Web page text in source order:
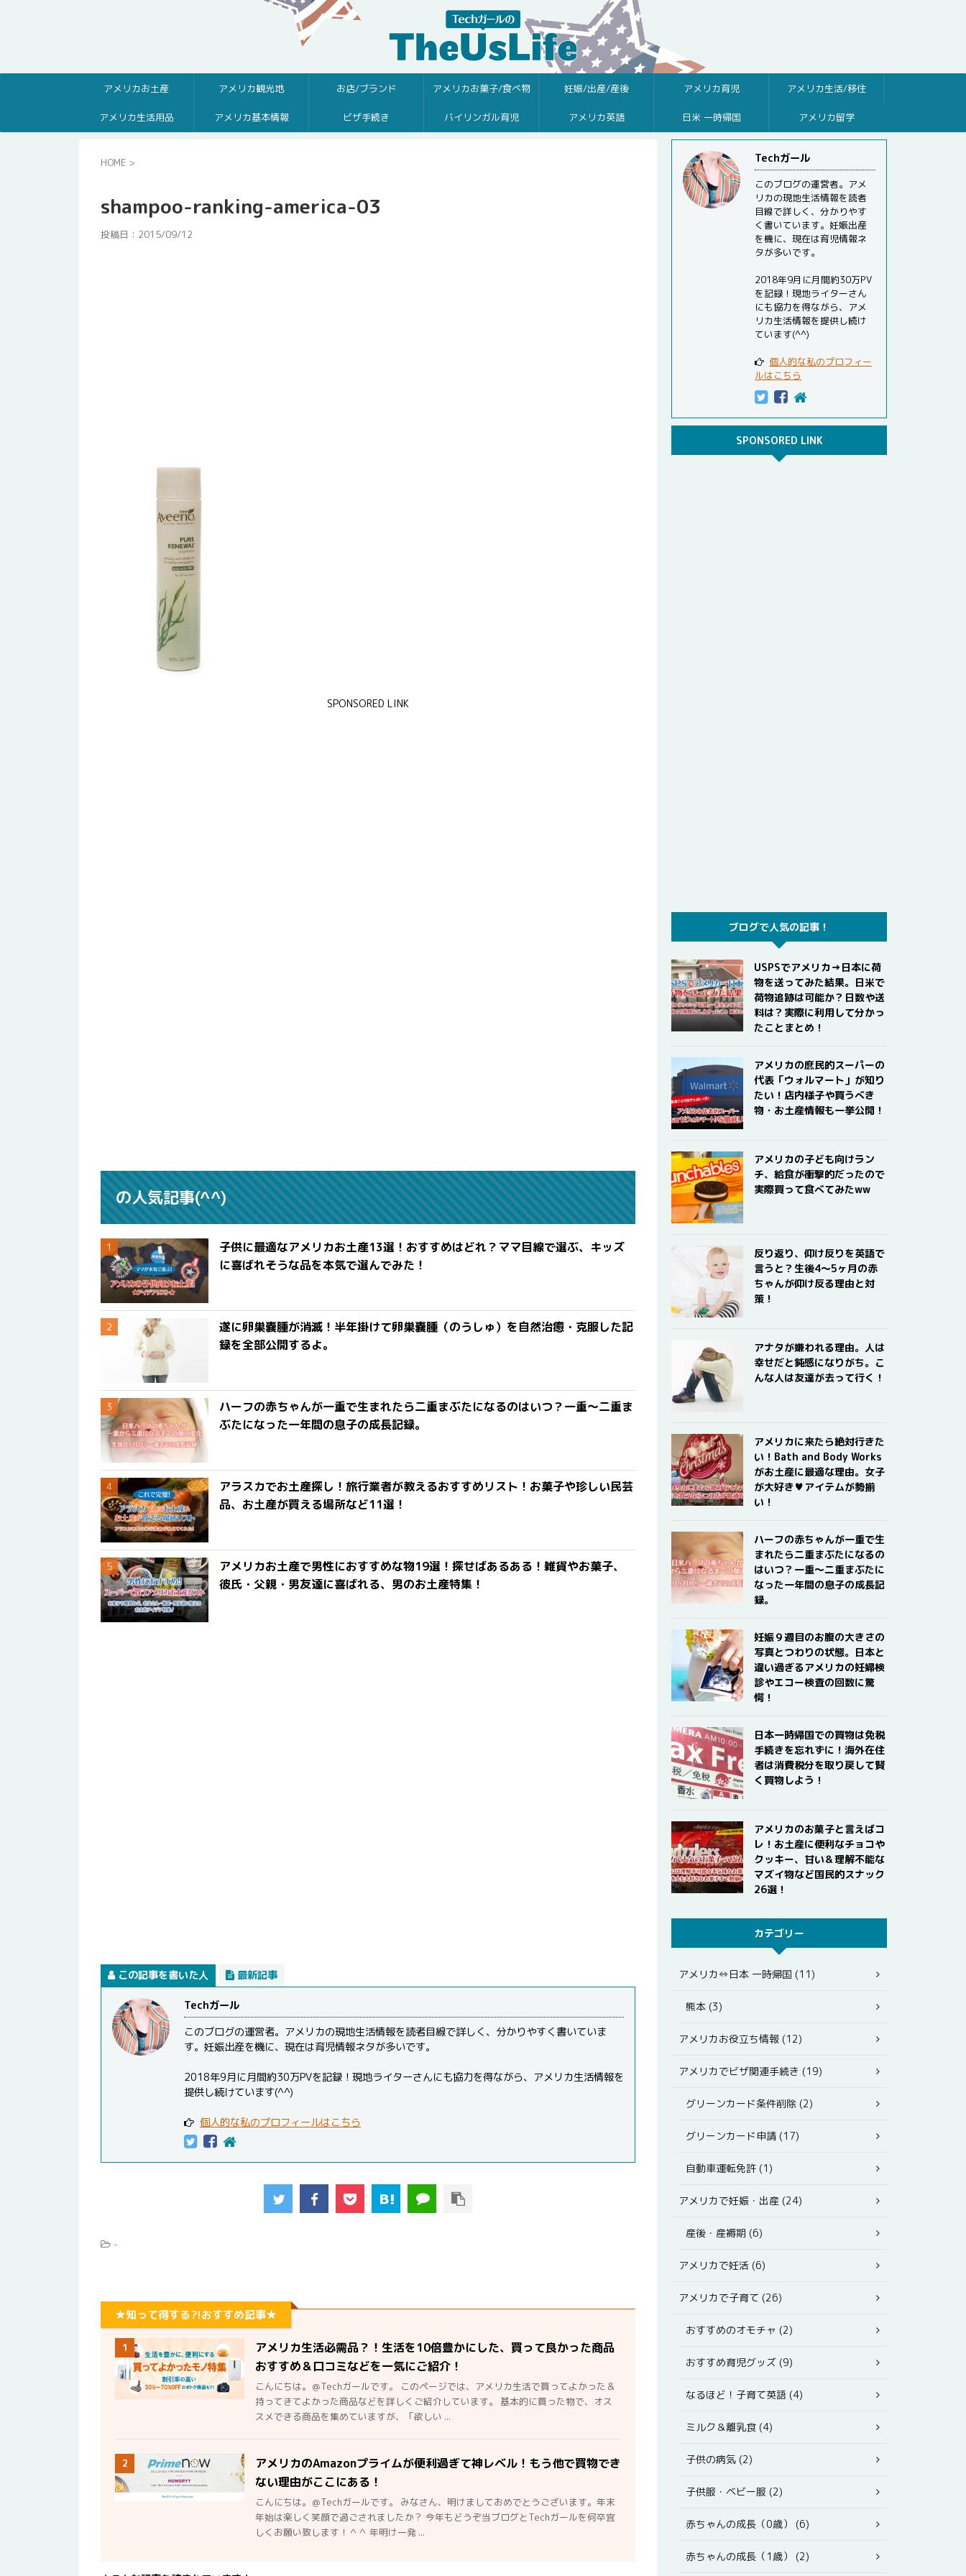
アメリカお土産 アメリカ観光地 お店/ブランド アメリカお菓子/食べ物 妊娠/出産/産後 アメリカ育児 アメリカ生活/移住
アメリカ生活用品 アメリカ基本情報 ビザ手続き バイリンガル育児 アメリカ英語 日米 一時帰国 アメリカ留学
HOME >
shampoo-ranking-america-03
投稿日： 2015/09/12
SPONSORED LINK
の人気記事(^^)
子供に最適なアメリカお土産13選！おすすめはどれ？ママ目線で選ぶ、キッズ
に喜ばれそうな品を本気で選んでみた！
遂に卵巣嚢腫が消滅！半年掛けて卵巣嚢腫（のうしゅ）を自然治癒・克服した記
録を全部公開するよ。
ハーフの赤ちゃんが一重で生まれたら二重まぶたになるのはいつ？一重〜二重ま
ぶたになった一年間の息子の成長記録。
アラスカでお土産探し！旅行業者が教えるおすすめリスト！お菓子や珍しい民芸
品、お土産が買える場所など11選！
アメリカお土産で男性におすすめな物19選！探せばあるある！雑貨やお菓子、
彼氏・父親・男友達に喜ばれる、男のお土産特集！
この記事を書いた人 最新記事
Techガール
このブログの運営者。アメリカの現地生活情報を読者目線で詳しく、分かりやすく書いていま
す。妊娠出産を機に、現在は育児情報ネタが多いです。
2018年9月に月間約30万PVを記録！現地ライターさんにも協力を得ながら、アメリカ生活情報を
提供し続けています(^^)
個人的な私のプロフィールはこちら
-
★知って得する?!おすすめ記事★
1
アメリカ生活必需品？！生活を10倍豊かにした、買って良かった商品
おすすめ＆口コミなどを一気にご紹介！
こんにちは。＠Techガールです。 このページでは、アメリカ生活で買ってよかった＆
持ってきてよかった商品などを詳しくご紹介しています。 基本的に買った物で、オス
スメできる商品を集めていますが、「欲しい ...
2
アメリカのAmazonプライムが便利過ぎて神レベル！もう他で買物でき
ない理由がここにある！
こんにちは。＠Techガールです。 みなさん、明けましておめでとうございます。年末
年始は楽しく笑顔で過ごされましたか？ 今年もどうぞ当ブログとTechガールを何卒宜
しくお願い致します！＾＾ 年明け一発 ...
Techガール
このブログの運営者。アメ
リカの現地生活情報を読者
目線で詳しく、分かりやす
く書いています。妊娠出産
を機に、現在は育児情報ネ
タが多いです。
2018年9月に月間約30万PV
を記録！現地ライターさん
にも協力を得ながら、アメ
リカ生活情報を提供し続け
ています(^^)
個人的な私のプロフィー
ルはこちら
SPONSORED LINK
ブログで人気の記事！
USPSでアメリカ→日本に荷
物を送ってみた結果。日米で
荷物追跡は可能か？日数や送
料は？実際に利用して分かっ
たことまとめ！
アメリカの庶民的スーパーの
代表「ウォルマート」が知り
たい！店内様子や買うべき
物・お土産情報も一挙公開！
アメリカの子ども向けラン
チ、給食が衝撃的だったので
実際買って食べてみたww
反り返り、仰け反りを英語で
言うと？生後4〜5ヶ月の赤
ちゃんが仰け反る理由と対
策！
アナタが嫌われる理由。人は
幸せだと鈍感になりがち。こ
んな人は友達が去って行く！
アメリカに来たら絶対行きた
い！Bath and Body Works
がお土産に最適な理由。女子
が大好き♥アイテムが勢揃
い！
ハーフの赤ちゃんが一重で生
まれたら二重まぶたになるの
はいつ？一重〜二重まぶたに
なった一年間の息子の成長記
録。
妊娠９週目のお腹の大きさの
写真とつわりの状態。日本と
違い過ぎるアメリカの妊婦検
診やエコー検査の回数に驚
愕！
日本一時帰国での買物は免税
手続きを忘れずに！海外在住
者は消費税分を取り戻して賢
く買物しよう！
アメリカのお菓子と言えばコ
レ！お土産に便利なチョコや
クッキー、甘い＆理解不能な
マズイ物など国民的スナック
26選！
カテゴリー
アメリカ⇔日本 一時帰国 (11)
熊本 (3)
アメリカお役立ち情報 (12)
アメリカでビザ関連手続き (19)
グリーンカード条件削除 (2)
グリーンカード申請 (17)
自動車運転免許 (1)
アメリカで妊娠・出産 (24)
産後・産褥期 (6)
アメリカで妊活 (6)
アメリカで子育て (26)
おすすめのオモチャ (2)
おすすめ育児グッズ (9)
なるほど！子育て英語 (4)
ミルク＆離乳食 (4)
子供の病気 (2)
子供服・ベビー服 (2)
赤ちゃんの成長（0歳） (6)
赤ちゃんの成長（1歳） (2)